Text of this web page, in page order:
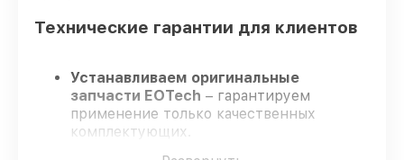
Технические гарантии для клиентов
Устанавливаем оригинальные
запчасти EOTech – гарантируем
применение только качественных
комплектующих.